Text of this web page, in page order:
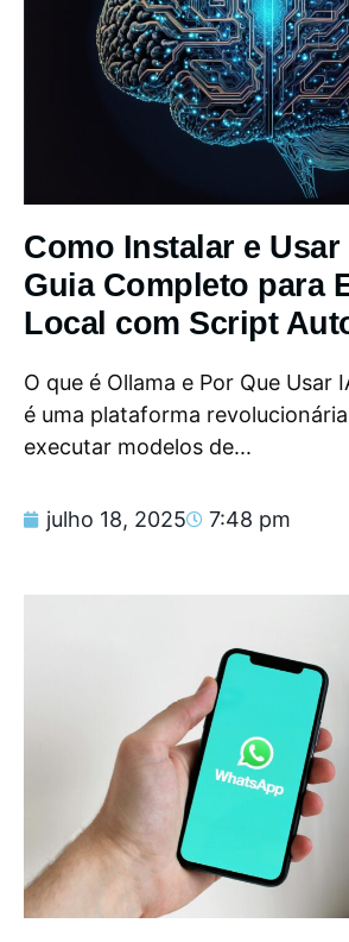
Como Instalar e Usar
Guia Completo para
Local com Script
O que é Ollama e Por Que Usar
é uma plataforma
executar modelos de...
julho 18, 2025 7:48 pm